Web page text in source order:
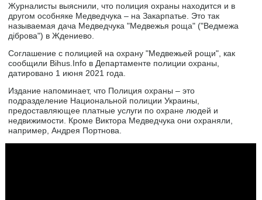
Журналисты выяснили, что полиция охраны находится и в
другом особняке Медведчука – на Закарпатье. Это так
называемая дача Медведчука "Медвежья роща" ("Ведмежа
діброва") в Ждениево.
Соглашение с полицией на охрану "Медвежьей рощи", как
сообщили Bihus.Info в Департаменте полиции охраны,
датировано 1 июня 2021 года.
Издание напоминает, что Полиция охраны – это
подразделение Национальной полиции Украины,
предоставляющее платные услуги по охране людей и
недвижимости. Кроме Виктора Медведчука они охраняли,
например, Андрея Портнова.